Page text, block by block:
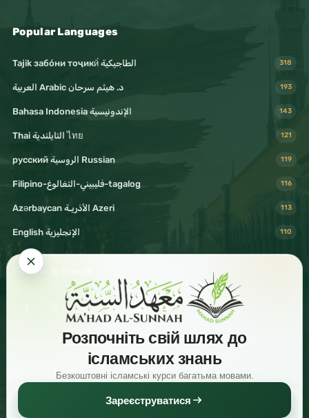
Розпочніть свій шлях до
ісламських знань
Безкоштовні ісламські курси багатьма мовами.
Зареєструватися
Popular Languages
Tajik забо́ни тоҷикӣ́ الطاجيكية 318
د. هيثم سرحان Arabic العربية 193
Bahasa Indonesia الإندونيسية 143
Thai التايلندية ไทย 121
русский الروسية Russian 119
Filipino-فليبيني-التغالوغ-tagalog 116
Azərbaycan الأذريـة Azeri 113
English الإنجليزية 110
Follow & Share
Visit Mahad Sunnah
© 2026 Shaykh Haytham Sarhaan. All rights reserved.